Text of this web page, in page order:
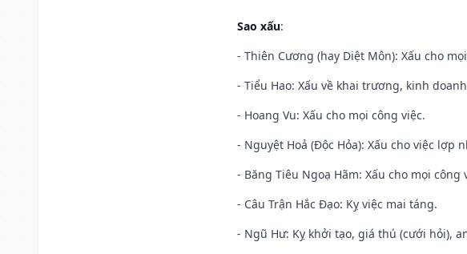
Sao xấu:
- Thiên Cương (hay Diệt Môn): Xấu cho
- Tiểu Hao: Xấu về khai trương, kinh
- Hoang Vu: Xấu cho mọi công việc.
- Nguyệt Hoả (Độc Hỏa): Xấu cho việc lợp
- Băng Tiêu Ngoạ Hãm: Xấu cho mọi công
- Câu Trận Hắc Đạo: Kỵ việc mai táng.
- Ngũ Hư: Kỵ khởi tạo, giá thú (cưới hỏi),